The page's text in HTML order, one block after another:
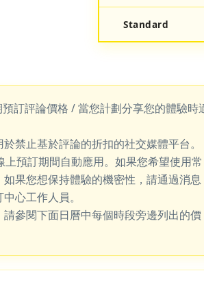
Standard
訂評論價格 / 當您計劃分享您的體驗時
禁止基於評論的折扣的社交媒體平台。
預訂期間自動應用。如果您希望使用常
如果您想保持體驗的機密性，請通過消息
心工作人員。
參閱下面日曆中每個時段旁邊列出的價